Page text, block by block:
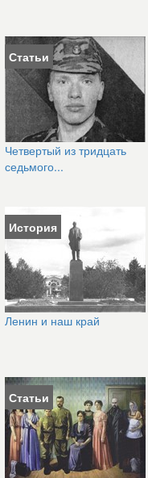
Статьи
Четвертый из тридцать
седьмого...
История
Ленин и наш край
Статьи